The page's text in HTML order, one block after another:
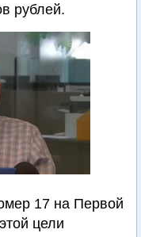
рублей.
17 на Первой
цели